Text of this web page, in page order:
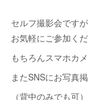
セルフ撮影会です
お気軽にご参加く
もちろんスマホカ
またSNSにお写真
（背中のみでも可）